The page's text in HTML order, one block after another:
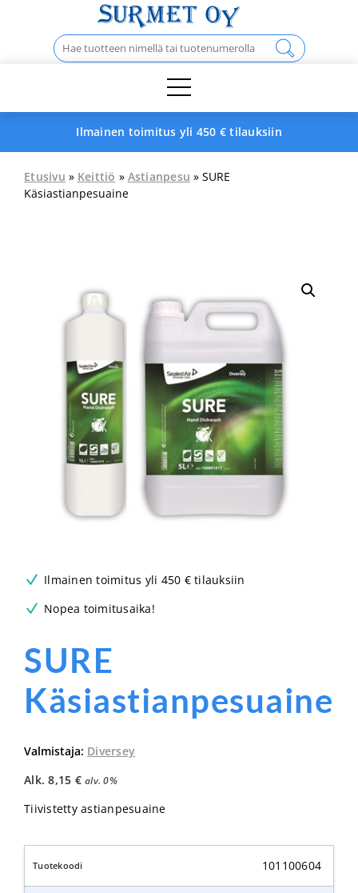
Haku:
Ilmainen toimitus yli 450 € tilauksiin
Etusivu » Keittiö » Astianpesu » SURE
Käsiastianpesuaine
Ilmainen toimitus yli 450 € tilauksiin
Nopea toimitusaika!
SURE
Käsiastianpesuaine
Valmistaja: Diversey
Alk.8,15 € alv. 0%
Tiivistetty astianpesuaine
101100604